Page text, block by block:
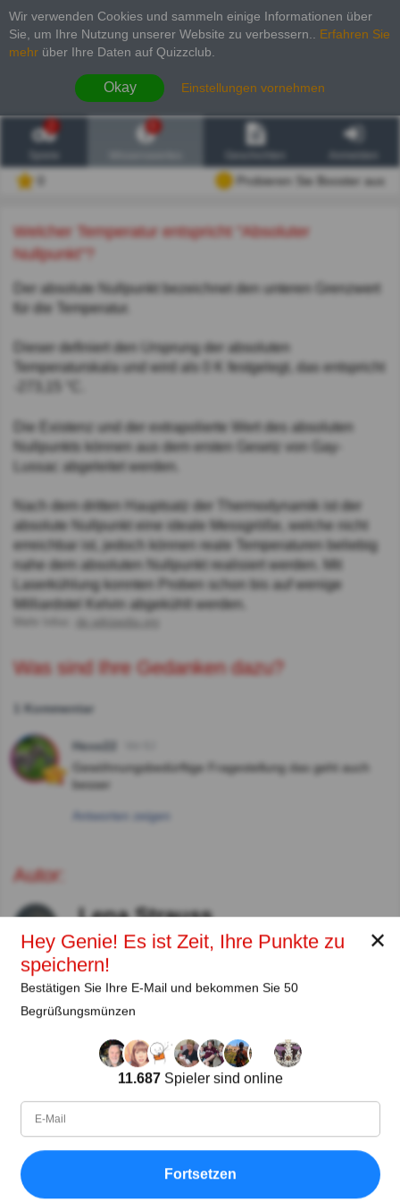
Wir verwenden Cookies und sammeln einige Informationen über
Sie, um Ihre Nutzung unserer Website zu verbessern.
Erfahren Sie
mehr über Ihre Daten auf Quizzclub.
Okay Einstellungen vornehmen
2
Probieren Sie Booster aus
Welcher Temperatur entspricht "Absoluter
Nullpunkt"?
Der absolute Nullpunkt bezeichnet den unteren Grenzwert
für die Temperatur.
Dieser definiert den Ursprung der absoluten
Temperaturskala und wird als 0 K festgelegt, das entspricht
Die Existenz und der extrapolierte Wert des absoluten
Nullpunkts können aus dem ersten Gesetz von Gay-
Lussac abgeleitet werden.
Nach dem dritten Hauptsatz der Thermodynamik ist der
absolute Nullpunkt eine ideale Messgröße, welche nicht
erreichbar ist, jedoch können reale Temperaturen beliebig
nahe dem absoluten Nullpunkt realisiert werden. Mit
Laserkühlung konnten Proben schon bis auf wenige
Milliardstel Kelvin abgekühlt werden.
Was sind Ihre Gedanken dazu?
1 Kommentar
Hexe22
Gewöhnungsbedürftige Fragestellung das geht auch
besser
Antworten zeigen
Autor:
Lena Strauss
Autor
Seit
11.2018
Level Punktzahl
Teilenauf Facebook
✕
Hey Genie! Es ist Zeit, Ihre Punkte zu
speichern!
Bestätigen Sie Ihre E-Mail und bekommen Sie 50
Begrüßungsmünzen
11.687Spieler sind online
Fortsetzen